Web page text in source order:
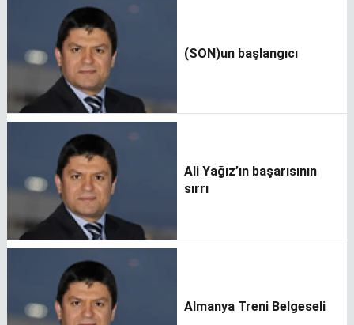
(SON)un başlangıcı
Ali Yağız’ın başarısının
sırrı
Almanya Treni Belgeseli